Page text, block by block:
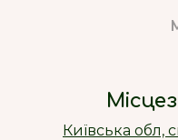
Київська обл,